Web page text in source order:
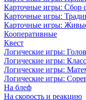
Карточные игры: Сбор
Карточные игры:
Карточные игры:
Кооперативные
Квест
Логические игры:
Логические игры:
Логические игры:
Логические игры:
На блеф
На скорость и реакцию